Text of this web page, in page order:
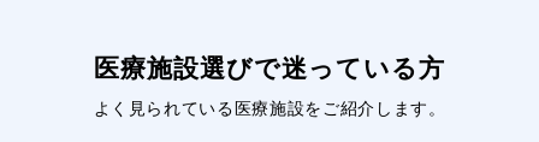
医療施設選びで迷っている方
よく見られている医療施設をご紹介します。